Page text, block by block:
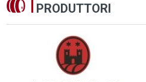
PRODUTTORI